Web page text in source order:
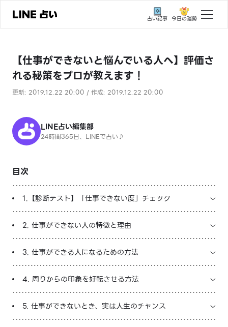
占い記事 今日の運勢
ユーザーの声
相談事例
おすすめの占い師
よくある質問
えもじの子（占）12星座占い
占い記事
お知らせ
※LINEアプリ内のサービスページへ遷移します
【仕事ができないと悩んでいる人へ】評価さ
れる秘策をプロが教えます！
更新: 2019.12.22 20:00 / 作成: 2019.12.22 20:00
LINE占い編集部
24時間365日、LINEで占い♪
目次
1.【診断テスト】「仕事できない度」チェック
2. 仕事ができない人の特徴と理由
3. 仕事ができる人になるための方法
4. 周りからの印象を好転させる方法
5. 仕事ができないとき、実は人生のチャンス